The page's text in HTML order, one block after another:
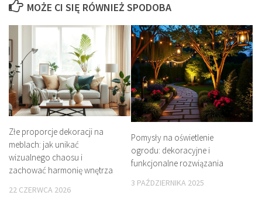
MOŻE CI SIĘ RÓWNIEŻ SPODOBA
Złe proporcje dekoracji na
meblach: jak unikać
wizualnego chaosu i
zachować harmonię wnętrza
22 CZERWCA 2026
Pomysły na oświetlenie
ogrodu: dekoracyjne i
funkcjonalne rozwiązania
3 PAŹDZIERNIKA 2025